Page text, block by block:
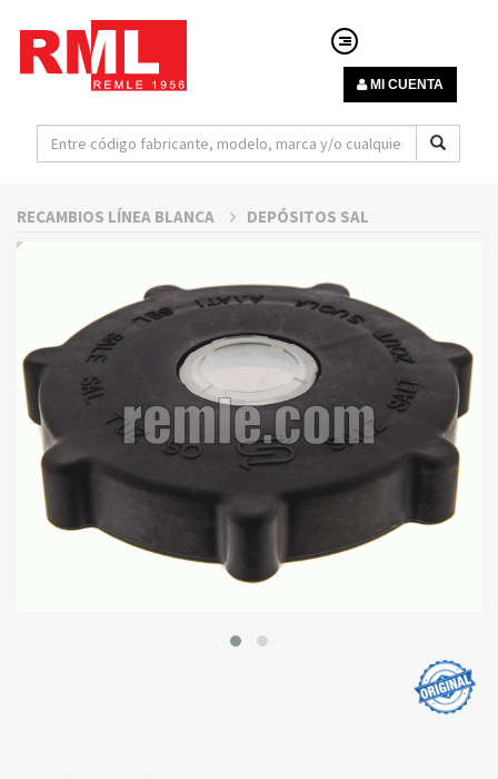
MI CUENTA
RECAMBIOS LÍNEA BLANCA DEPÓSITOS SAL